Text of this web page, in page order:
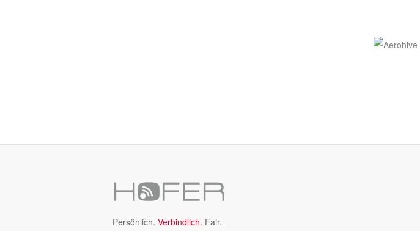
Persönlich. Verbindlich. Fair.